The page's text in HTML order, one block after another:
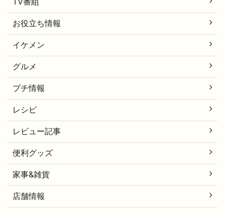
お役立ち情報
イケメン
グルメ
プチ情報
レシピ
レビュー記事
便利グッズ
家事&雑貨
店舗情報